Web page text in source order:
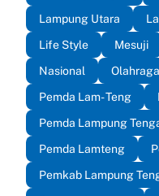
Lampung Utara
Life Style
Mesuji
Nasional
Olahraga
Pemda Lam- Teng
Pemda Lampung
Pemda Lamteng
Pemkab Lampung